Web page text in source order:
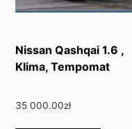
Nissan Qashqai 1.6 ,
Klima, Tempomat
35 000.00zł